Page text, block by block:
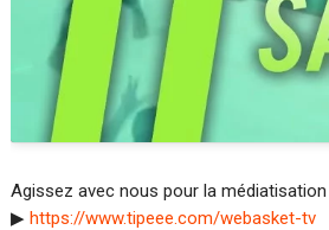
Agissez avec nous pour la
▶ https://www.tipeee.com/webasket-tv